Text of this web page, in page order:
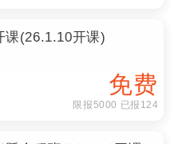
(26.1.10开课)
免费
限报5000 已报124